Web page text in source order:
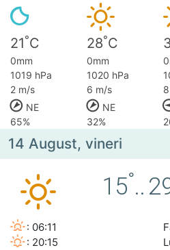
21°C 28°C
0mm 0mm
1019 hPa
1020 hPa
2 m/s
6 m/s
NE
NE
65%
32%
14 August, vineri
15°..
: 06:11
: 20:15